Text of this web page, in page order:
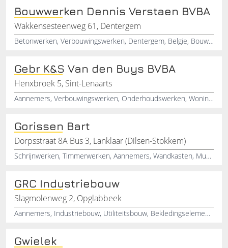
Bouwwerken Dennis Verstaen BVBA
Wakkensesteenweg 61, Dentergem
Betonwerken, Verbouwingswerken, Dentergem, Belgie, Bouwwerken
Gebr K&S Van den Buys BVBA
Henxbroek 5, Sint-Lenaarts
Aannemers, Verbouwingswerken, Onderhoudswerken, Woningbouw, Nieuwbouw, Onderhoud, Verbouwingswerk, Afbraakwerk
Gorissen Bart
Dorpsstraat 8A Bus 3, Lanklaar (Dilsen-Stokkem)
Schrijnwerken, Timmerwerken, Aannemers, Wandkasten, Muurkasten, Interieurinrichting
GRC Industriebouw
Slagmolenweg 2, Opglabbeek
Aannemers, Industriebouw, Utiliteitsbouw, Bekledingselementen
Gwielek